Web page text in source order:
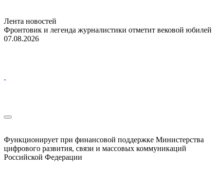
Лента новостей
Фронтовик и легенда журналистики отметит вековой юбилей
07.08.2026
Функционирует при финансовой поддержке Министерства
цифрового развития, связи и массовых коммуникаций
Российской Федерации